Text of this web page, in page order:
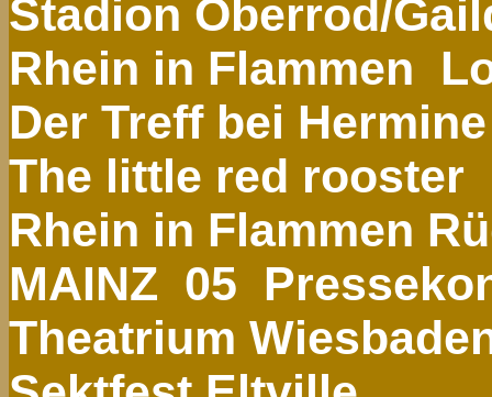
Stadion Oberrod/
Rhein in Flammen
Der Treff bei Hermine
The little red rooster
Rhein in Flammen
MAINZ 05
Theatrium